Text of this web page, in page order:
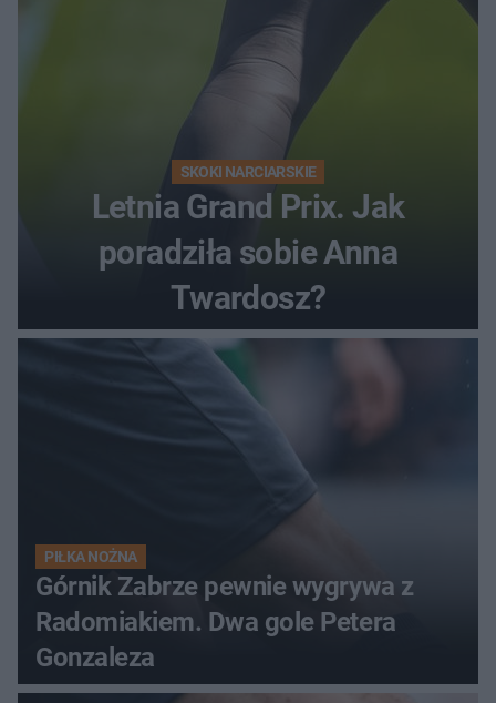
SKOKI NARCIARSKIE
Letnia Grand Prix. Jak
poradziła sobie Anna
Twardosz?
PIŁKA NOŻNA
Górnik Zabrze pewnie wygrywa z
Radomiakiem. Dwa gole Petera
Gonzaleza